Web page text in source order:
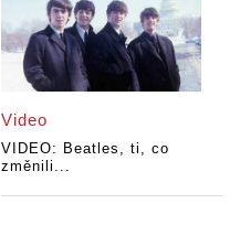
Video
VIDEO: Beatles, ti, co
změnili...